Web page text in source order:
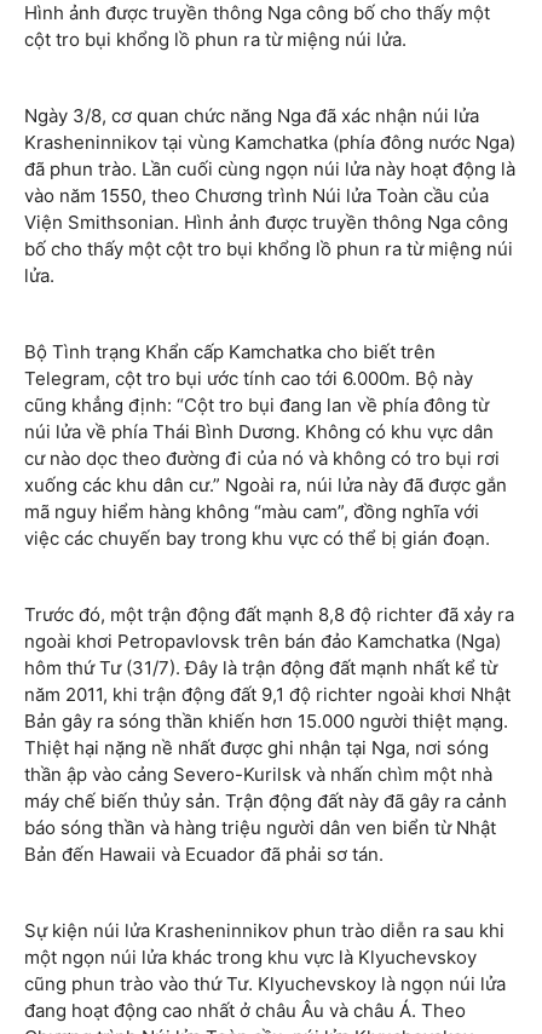
Hình ảnh được truyền thông Nga công bố cho thấy một
cột tro bụi khổng lồ phun ra từ miệng núi lửa.
Ngày 3/8, cơ quan chức năng Nga đã xác nhận núi lửa
Krasheninnikov tại vùng Kamchatka (phía đông nước Nga)
đã phun trào. Lần cuối cùng ngọn núi lửa này hoạt động là
vào năm 1550, theo Chương trình Núi lửa Toàn cầu của
Viện Smithsonian. Hình ảnh được truyền thông Nga công
bố cho thấy một cột tro bụi khổng lồ phun ra từ miệng núi
lửa.
Bộ Tình trạng Khẩn cấp Kamchatka cho biết trên
Telegram, cột tro bụi ước tính cao tới 6.000m. Bộ này
cũng khẳng định: “Cột tro bụi đang lan về phía đông từ
núi lửa về phía Thái Bình Dương. Không có khu vực dân
cư nào dọc theo đường đi của nó và không có tro bụi rơi
xuống các khu dân cư.” Ngoài ra, núi lửa này đã được gắn
mã nguy hiểm hàng không “màu cam”, đồng nghĩa với
việc các chuyến bay trong khu vực có thể bị gián đoạn.
Trước đó, một trận động đất mạnh 8,8 độ richter đã xảy ra
ngoài khơi Petropavlovsk trên bán đảo Kamchatka (Nga)
hôm thứ Tư (31/7). Đây là trận động đất mạnh nhất kể từ
năm 2011, khi trận động đất 9,1 độ richter ngoài khơi Nhật
Bản gây ra sóng thần khiến hơn 15.000 người thiệt mạng.
Thiệt hại nặng nề nhất được ghi nhận tại Nga, nơi sóng
thần ập vào cảng Severo-Kurilsk và nhấn chìm một nhà
máy chế biến thủy sản. Trận động đất này đã gây ra cảnh
báo sóng thần và hàng triệu người dân ven biển từ Nhật
Bản đến Hawaii và Ecuador đã phải sơ tán.
Sự kiện núi lửa Krasheninnikov phun trào diễn ra sau khi
một ngọn núi lửa khác trong khu vực là Klyuchevskoy
cũng phun trào vào thứ Tư. Klyuchevskoy là ngọn núi lửa
đang hoạt động cao nhất ở châu Âu và châu Á. Theo